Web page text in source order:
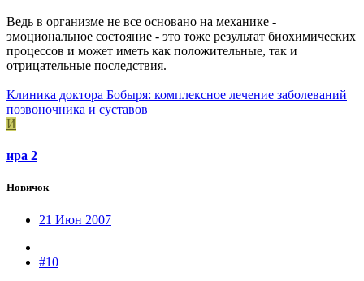
Ведь в организме не все основано на механике -
эмоциональное состояние - это тоже результат биохимических
процессов и может иметь как положительные, так и
отрицательные последствия.
Клиника доктора Бобыря: комплексное лечение заболеваний
позвоночника и суставов
И
ира 2
Новичок
21 Июн 2007
#10